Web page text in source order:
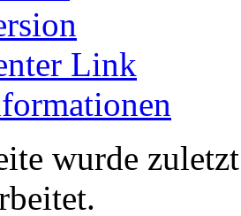
Link
wurde